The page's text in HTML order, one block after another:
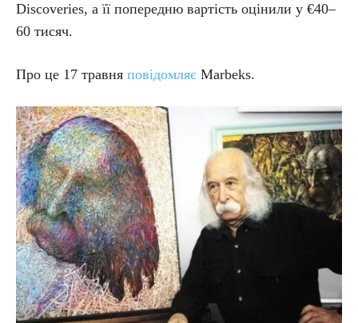
Discoveries, а її попередню вартість оцінили у €40–
60 тисяч.
Про це 17 травня повідомляє Marbeks.